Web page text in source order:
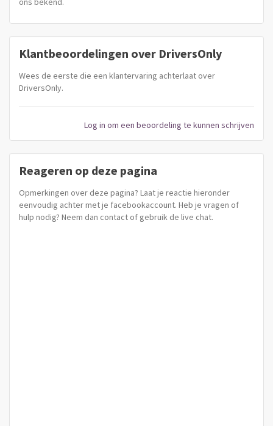
Klantbeoordelingen over DriversOnly
Wees de eerste die een klantervaring achterlaat over
DriversOnly.
Log in om een beoordeling te kunnen schrijven
Reageren op deze pagina
Opmerkingen over deze pagina? Laat je reactie hieronder
eenvoudig achter met je facebookaccount. Heb je vragen of
hulp nodig? Neem dan contact of gebruik de live chat.